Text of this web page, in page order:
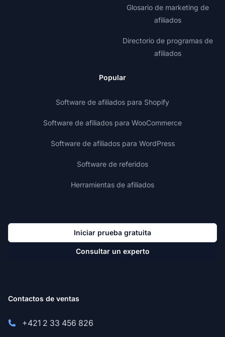
Glosario de marketing de
afiliados
Directorio de programas de
afiliados
Popular
Software de afiliados para Shopify
Software de afiliados para WooCommerce
Software de afiliados para WordPress
Software de referidos
Herramientas de afiliados
Iniciar prueba gratuita
Consultar un experto
Contactos de ventas
+421 2 33 456 826